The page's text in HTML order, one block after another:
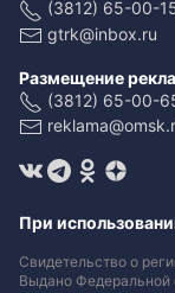
(3812) 65-00-
gtrk@inbox.ru
Размещение
(3812) 65-00-
При
Свидетельство о
Выдано Федеральной